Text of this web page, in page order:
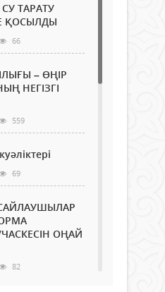
ТАРАТУ
ҚОСЫЛДЫ
66
– ӨҢІР
НЕГІЗГІ
559
69
ОҢАЙ
82